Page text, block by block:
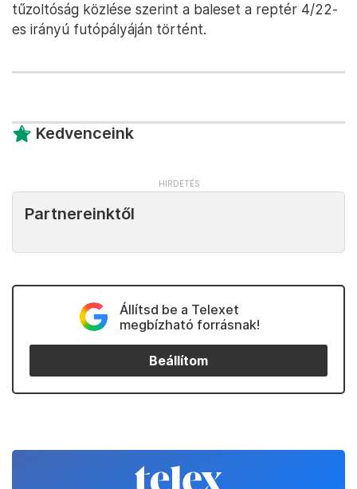
tűzoltóság közlése szerint a baleset a reptér 4/22-
es irányú futópályáján történt.
Kedvenceink
Partnereinktől
Állítsd be a Telexet
megbízható forrásnak!
Beállítom